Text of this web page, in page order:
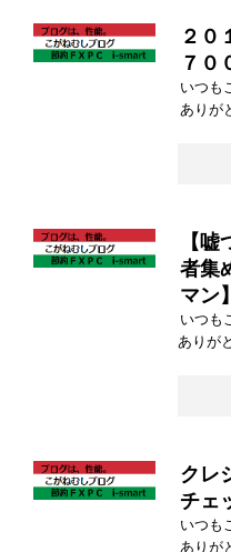
２０
７０
いつも
ありが
【
者集
マン】
いつも
ありが
クレ
チェ
いつも
ありが